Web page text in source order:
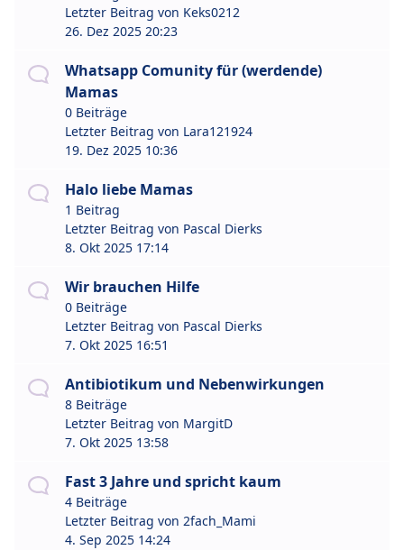
Letzter Beitrag von Keks0212
26. Dez 2025 20:23
Whatsapp Comunity für (werdende)
Mamas
0 Beiträge
Letzter Beitrag von Lara121924
19. Dez 2025 10:36
Halo liebe Mamas
1 Beitrag
Letzter Beitrag von Pascal Dierks
8. Okt 2025 17:14
Wir brauchen Hilfe
0 Beiträge
Letzter Beitrag von Pascal Dierks
7. Okt 2025 16:51
Antibiotikum und Nebenwirkungen
8 Beiträge
Letzter Beitrag von MargitD
7. Okt 2025 13:58
Fast 3 Jahre und spricht kaum
4 Beiträge
Letzter Beitrag von 2fach_Mami
4. Sep 2025 14:24